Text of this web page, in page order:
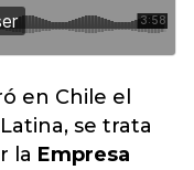
en Chile el
se trata
la Empresa